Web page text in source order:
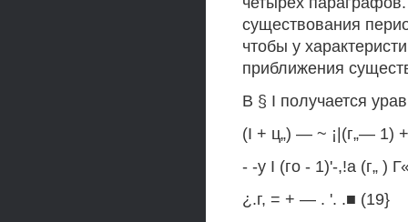
существования
чтобы у
приближения
В § I получается
(I + ц„) — ~ ¡|(г„— 1)
- -у I (го - 1)'-,!а (г„ )
¿.г, = + — . '. .■ (19}